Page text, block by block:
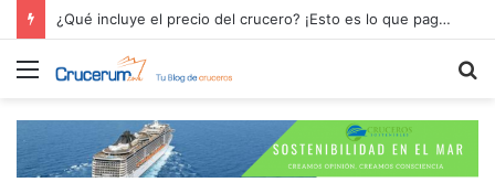
¿Qué incluye el precio del crucero? ¡Esto es lo que pagas por tu aventura en alta mar!
Menú